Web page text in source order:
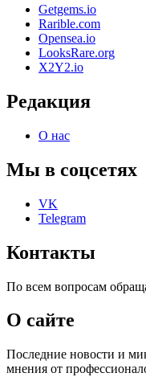
Getgems.io
Rarible.com
Opensea.io
LooksRare.org
X2Y2.io
Редакция
О нас
Мы в соцсетях
VK
Telegram
Контакты
По всем вопросам
О сайте
Последние новости и
мнения от